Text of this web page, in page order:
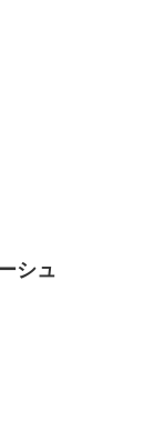
シュ